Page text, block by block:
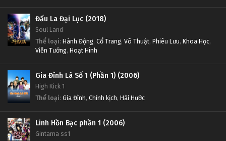
Đấu La Đại Lục (2018)
Soul Land
Thể loại: Hành Động, Cổ Trang, Võ Thuật, Phiêu Lưu, Khoa Học,
Viễn Tưởng, Hoạt Hình
Gia Đình Là Số 1 (Phần 1) (2006)
High Kick 1
Thể loại: Gia Đình, Chính kịch, Hài Hước
Linh Hồn Bạc phần 1 (2006)
Gintama ss1